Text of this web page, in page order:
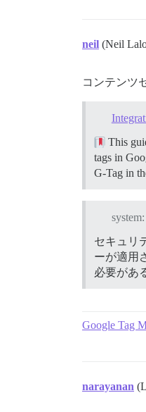
neil (Neil
コンテンツ
This
tags in
G-Tag in
system:
セキュリ
ーが適用
必要があ
Google Tag
narayanan